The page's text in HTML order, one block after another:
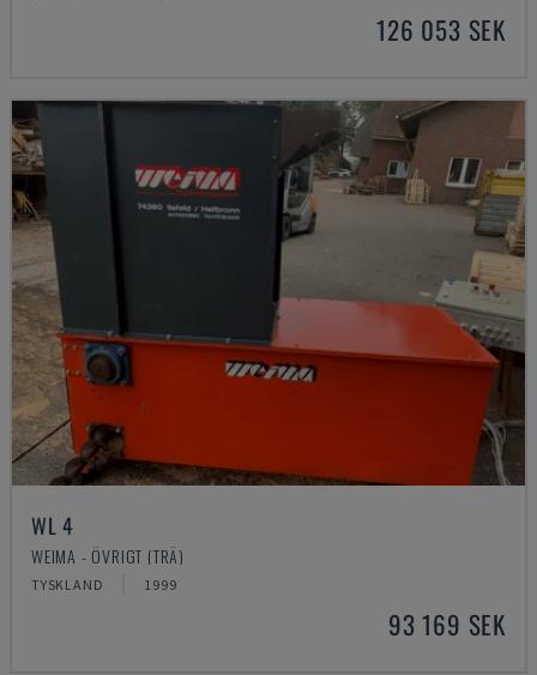
126 053 SEK
WL 4
WEIMA - ÖVRIGT (TRÄ)
TYSKLAND 1999
93 169 SEK